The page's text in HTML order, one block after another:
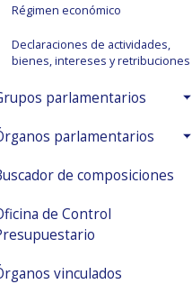
Régimen económico
Declaraciones de actividades,
bienes, intereses y retribuciones
parlamentarios
parlamentarios
de composiciones
de Control
vinculados